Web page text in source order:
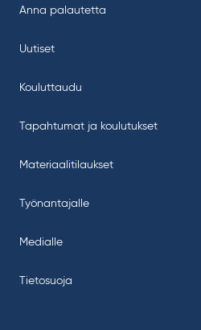
Anna palautetta
Uutiset
Kouluttaudu
Tapahtumat ja koulutukset
Materiaalitilaukset
Työnantajalle
Medialle
Tietosuoja